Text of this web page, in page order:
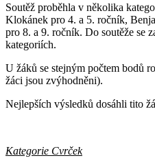
Soutěž proběhla v několika
Klokánek pro 4. a 5. ročník,
pro 8. a 9. ročník. Do soutěže se
kategoriích.
U žáků se stejným počtem bodů
žáci jsou zvýhodněni).
Nejlepších výsledků dosáhli tito
Kategorie Cvrček